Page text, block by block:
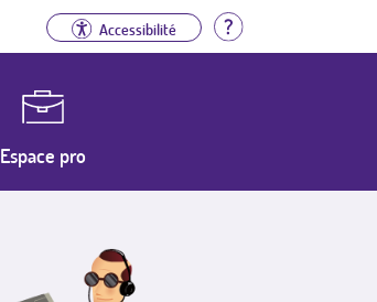
Accessibilité Aide
Espace pro